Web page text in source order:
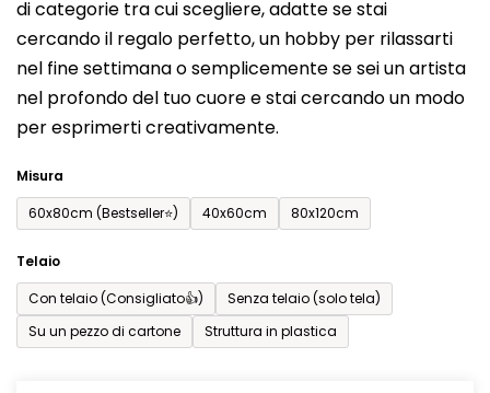
di categorie tra cui scegliere, adatte se stai
cercando il regalo perfetto, un hobby per rilassarti
nel fine settimana o semplicemente se sei un artista
nel profondo del tuo cuore e stai cercando un modo
per esprimerti creativamente.
Misura
60x80cm (Bestseller⭐)
40x60cm 80x120cm
Telaio
Con telaio (Consigliato👍)
Senza telaio (solo tela)
Su un pezzo di cartone
Struttura in plastica
stelle.